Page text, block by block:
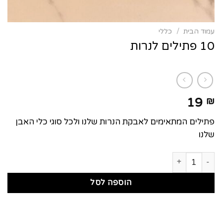
עמוד הבית / כללי
10 פתילים לנרות
19 ₪
פתילים המתאימים לאבקת הנרות שלנו ולכל סוגי כלי האבן
שלנו
כמות של 10 פתילים לנרות
הוספה לסל